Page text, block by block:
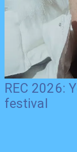
REC 2026:
festival